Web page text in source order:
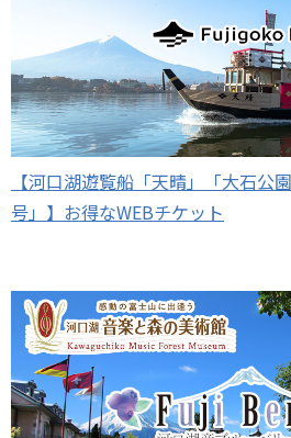
【河口湖遊覧船「天晴」「大石公
号」】お得なWEBチケット